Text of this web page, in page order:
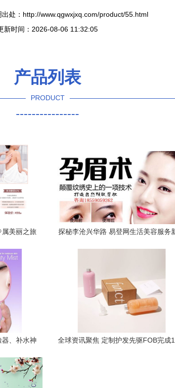
处：http://www.qgwxjxq.com/product/55.html
新时间：2026-08-06 11:32:05
产品列表
PRODUCT
----------------
美丽之旅
探秘李沧兴华路 易登网生活美容服务
、补水神
全球资讯聚焦 定制护发先驱FOB完成